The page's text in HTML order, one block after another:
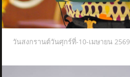
วันสงกรานต์วันศุกร์ที่-10-เมษายน 2569